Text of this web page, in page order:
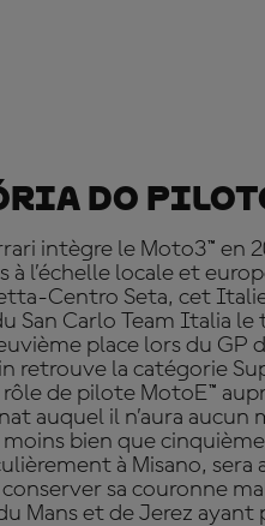
Do
intègre le Moto3™ en
à l’échelle locale et
Centro Seta, cet
San Carlo Team Italia
place lors du GP
retrouve la catégorie
de pilote MotoE™
auquel il n’aura aucun
moins bien que
à Misano, sera
sa couronne
Mans et de Jerez ayant